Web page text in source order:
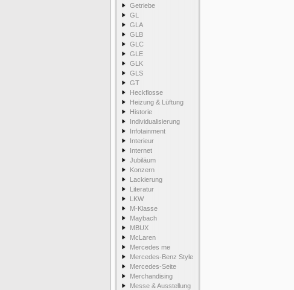
Getriebe
GL
GLA
GLB
GLC
GLE
GLK
GLS
GT
Heckflosse
Heizung & Lüftung
Historie
Individualisierung
Infotainment
Interieur
Internet
Jubiläum
Konzern
Lackierung
Literatur
LKW
M-Klasse
Maybach
MBUX
McLaren
Mercedes me
Mercedes-Benz Style
Mercedes-Seite
Merchandising
Messe & Ausstellung